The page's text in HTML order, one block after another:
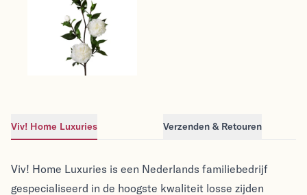
Camelia - groot -
zijden bloem - wit -
Viv! Home Luxuries
€22.95
Viv! Home Luxuries Verzenden & Retouren
Viv! Home Luxuries
Viv! Home Luxuries
Viv! Home Luxuries is een Nederlands familiebedrijf
gespecialiseerd in de hoogste kwaliteit losse zijden